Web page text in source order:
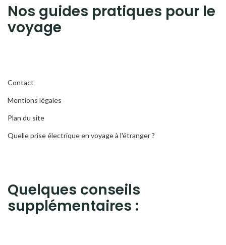
Nos guides pratiques pour le
voyage
Contact
Mentions légales
Plan du site
Quelle prise électrique en voyage à l'étranger ?
Quelques conseils
supplémentaires :